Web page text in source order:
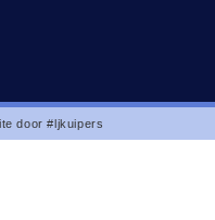
door #ljkuipers